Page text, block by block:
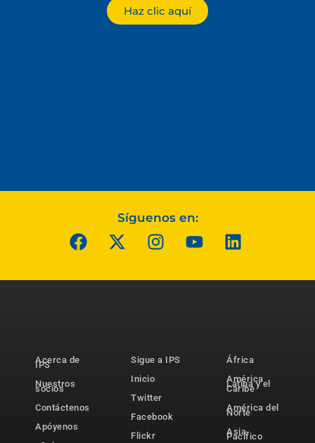
Haz clic aquí
Síguenos en:
Acerca de
IPS
Nuestros
socios
Contáctenos
Apóyenos
Sigue a IPS
Inicio
Twitter
Facebook
Flickr
África
América
Latina y el
Caribe
América del
Norte
Asia-
Pacífico